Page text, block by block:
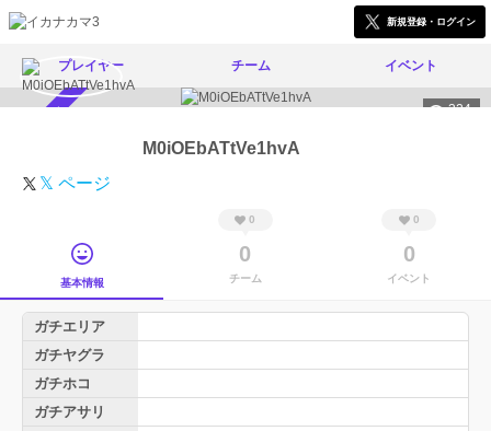
新規登録・ログイン
プレイヤー チーム イベント
324
M0iOEbATtVe1hvA
𝕏 ページ
基本情報
0
0
チーム
0
0
イベント
ガチエリア
ガチヤグラ
ガチホコ
ガチアサリ